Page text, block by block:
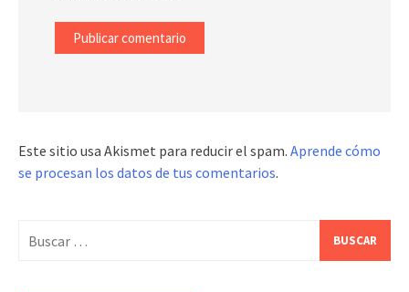
Este sitio usa Akismet para reducir el spam. Aprende cómo
se procesan los datos de tus comentarios.